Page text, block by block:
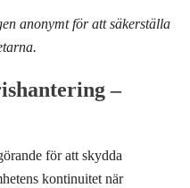
anonymt för att säkerställa
–
för att skydda
kontinuitet när